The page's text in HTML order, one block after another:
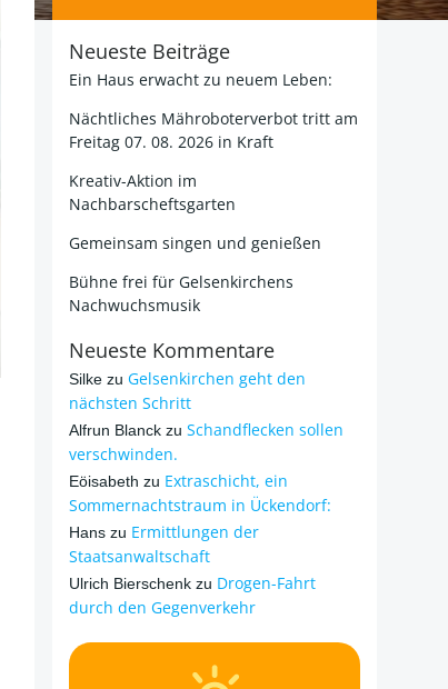
Neueste Beiträge
Ein Haus erwacht zu neuem Leben:
Nächtliches Mähroboterverbot tritt am
Freitag 07. 08. 2026 in Kraft
Kreativ-Aktion im
Nachbarscheftsgarten
Gemeinsam singen und genießen
Bühne frei für Gelsenkirchens
Nachwuchsmusik
Neueste Kommentare
Silke zu Gelsenkirchen geht den
nächsten Schritt
Alfrun Blanck zu Schandflecken sollen
verschwinden.
Eöisabeth zu Extraschicht, ein
Sommernachtstraum in Ückendorf:
Hans zu Ermittlungen der
Staatsanwaltschaft
Ulrich Bierschenk zu Drogen-Fahrt
durch den Gegenverkehr